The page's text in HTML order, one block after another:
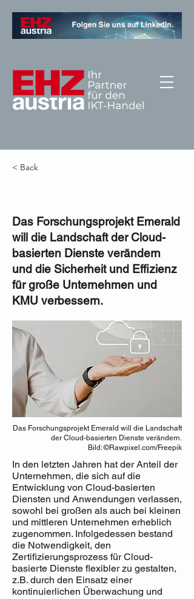
< Back
Das Forschungsprojekt Emerald
will die Landschaft der Cloud-
basierten Dienste verändern
und die Sicherheit und Effizienz
für große Unternehmen und
KMU verbessern.
Das Forschungsprojekt Emerald will die Landschaft
der Cloud-basierten Dienste verändern.
Bild: ©Rawpixel.com/Freepik
In den letzten Jahren hat der Anteil der
Unternehmen, die sich auf die
Entwicklung von Cloud-basierten
Diensten und Anwendungen verlassen,
sowohl bei großen als auch bei kleinen
und mittleren Unternehmen erheblich
zugenommen. Infolgedessen bestand
die Notwendigkeit, den
Zertifizierungsprozess für Cloud-
basierte Dienste flexibler zu gestalten,
z.B. durch den Einsatz einer
kontinuierlichen Überwachung und